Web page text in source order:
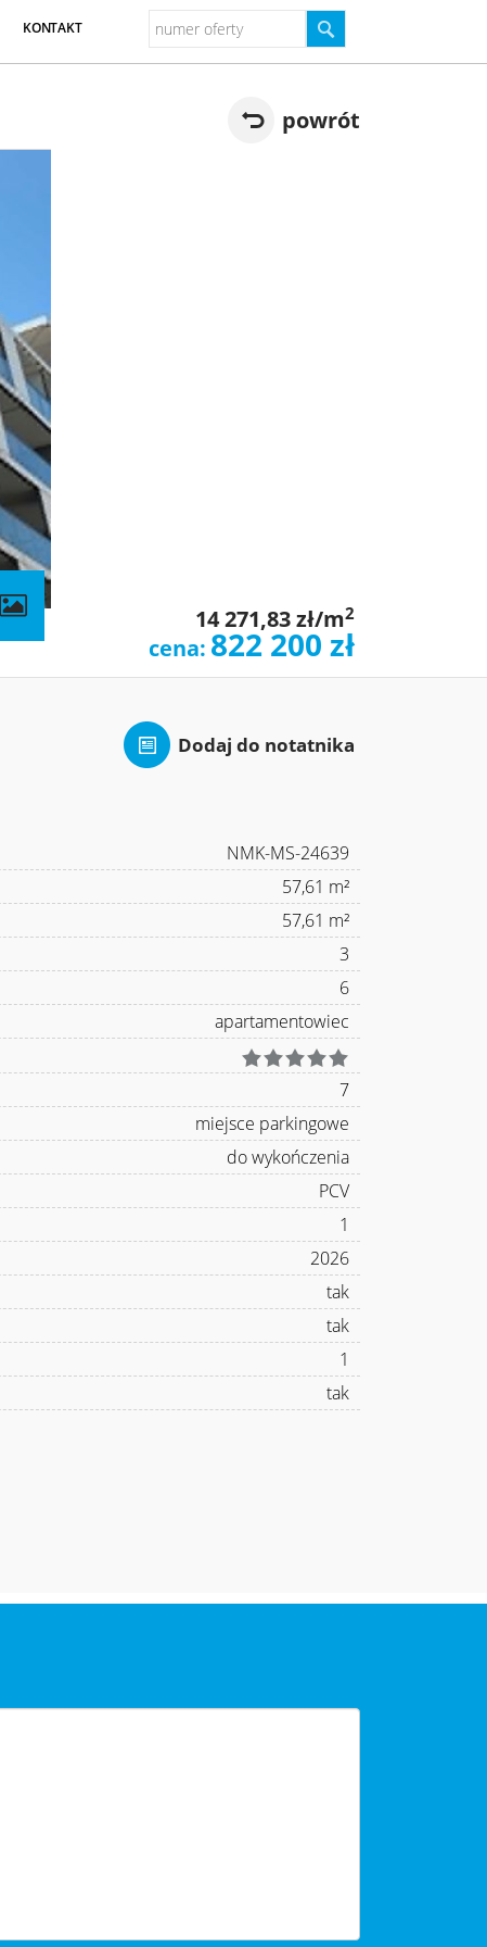
KONTAKT
powrót
contributors
14 271,83 zł/m2
cena: 822 200 zł
Dodaj do notatnika
NMK-MS-24639
57,61 m²
57,61 m²
3
6
apartamentowiec
7
miejsce parkingowe
do wykończenia
PCV
1
2026
tak
tak
1
tak